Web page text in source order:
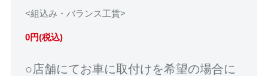
<組込み・バランス工賃>
0円(税込)
○店舗にてお車に取付けを希望の場合に